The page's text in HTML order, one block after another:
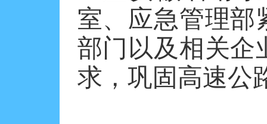
室、应急管理部
部门以及相关企
求，巩固高速公